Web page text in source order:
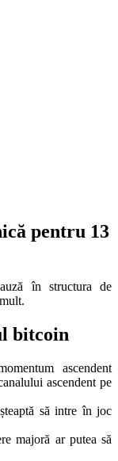
pentru 13
în structura de
bitcoin
ascendent
ascendent pe
să intre în joc
majoră ar putea să